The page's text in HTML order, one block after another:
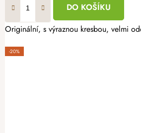
DO KOŠÍKU
Originální, s výraznou kresbou, velmi
-20%